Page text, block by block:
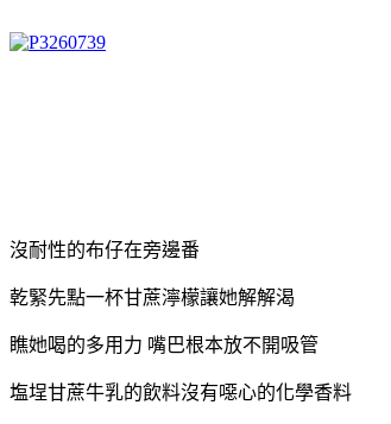
沒耐性的布仔在旁邊番
乾緊先點一杯甘蔗濘檬讓她解解渴
瞧她喝的多用力 嘴巴根本放不開吸管
塩埕甘蔗牛乳的飲料沒有噁心的化學香料